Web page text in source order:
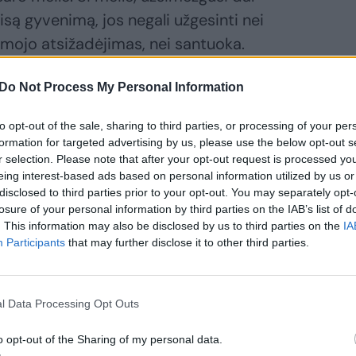
Do Not Process My Personal Information
opt-out of the sale, sharing to third parties, or processing of your
for targeted advertising by us, please use the below opt-out
selection. Please note that after your opt-out request is processed
interest-based ads based on personal information utilized by us
to third parties prior to your opt-out. You may separately
of your personal information by third parties on the IAB’s list of
This information may also be disclosed by us to third parties on the
Participants that may further disclose it to other third parties.
Data Processing Opt Outs
opt-out of the Sharing of my personal data.
gyvenimą, jos negali užgesinti nei
atsižadėjimas, nei santuoka.
kelias iš Australijos nuveda jį į
širdimi ir kūnu susijusi su atokiu
nei atstumas, nei draudimai
skirtų žmonių.
žymiausių visų laikų australių. Už
Australijos nacionalinės vertybės
romanų ir detektyvų autorė, pagal
kino filmas ir serialas. Tačiau nesunku
paukščiai“ tapo nemariu kūriniu.
klupdami, apgraibomis ieško
stengiantis pragyventi. Dėl to su